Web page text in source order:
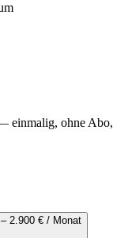
einmalig, ohne Abo,
2.900 € / Monat